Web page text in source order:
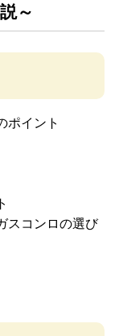
～
ポイント
スコンロの選び